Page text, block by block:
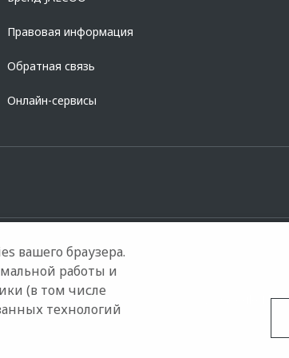
Правовая информация
Обратная связь
Онлайн-сервисы
Google Play
вашего браузера.
работы и
(в том числе
технологий